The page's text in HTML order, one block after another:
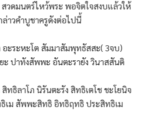
สวดมนตร์ไหว้พระ พอจิตใจสงบแล้วให้
าวคำบูชาครูดังต่อไปนี้
อะระหะโต สัมมาสัมพุทธัสสะ( 3จบ)
ะ ปาทังสัพพะ อันตะรายัง วินาสสันติ
ทธิลาโภ นิรันตะรัง สิทธิเตโช ชะโยนิจ
เม สัพพะสิทธิ อิทธิฤทธิ ประสิทธิเม